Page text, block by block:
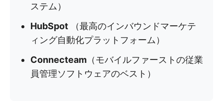
ステム）
HubSpot （最高のインバウンドマーケテ
ィング自動化プラットフォーム）
Connecteam （モバイルファーストの従業
員管理ソフトウェアのベスト）​​​​​​​​​​​​​​​​